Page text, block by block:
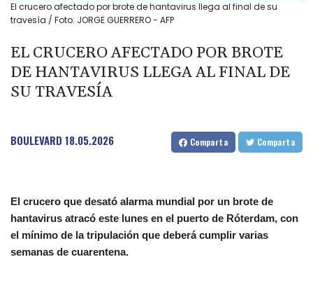
El crucero afectado por brote de hantavirus llega al final de su
travesía / Foto: JORGE GUERRERO - AFP
EL CRUCERO AFECTADO POR BROTE
DE HANTAVIRUS LLEGA AL FINAL DE
SU TRAVESÍA
BOULEVARD 18.05.2026 Comparta Comparta
El crucero que desató alarma mundial por un brote de
hantavirus atracó este lunes en el puerto de Róterdam, con
el mínimo de la tripulación que deberá cumplir varias
semanas de cuarentena.